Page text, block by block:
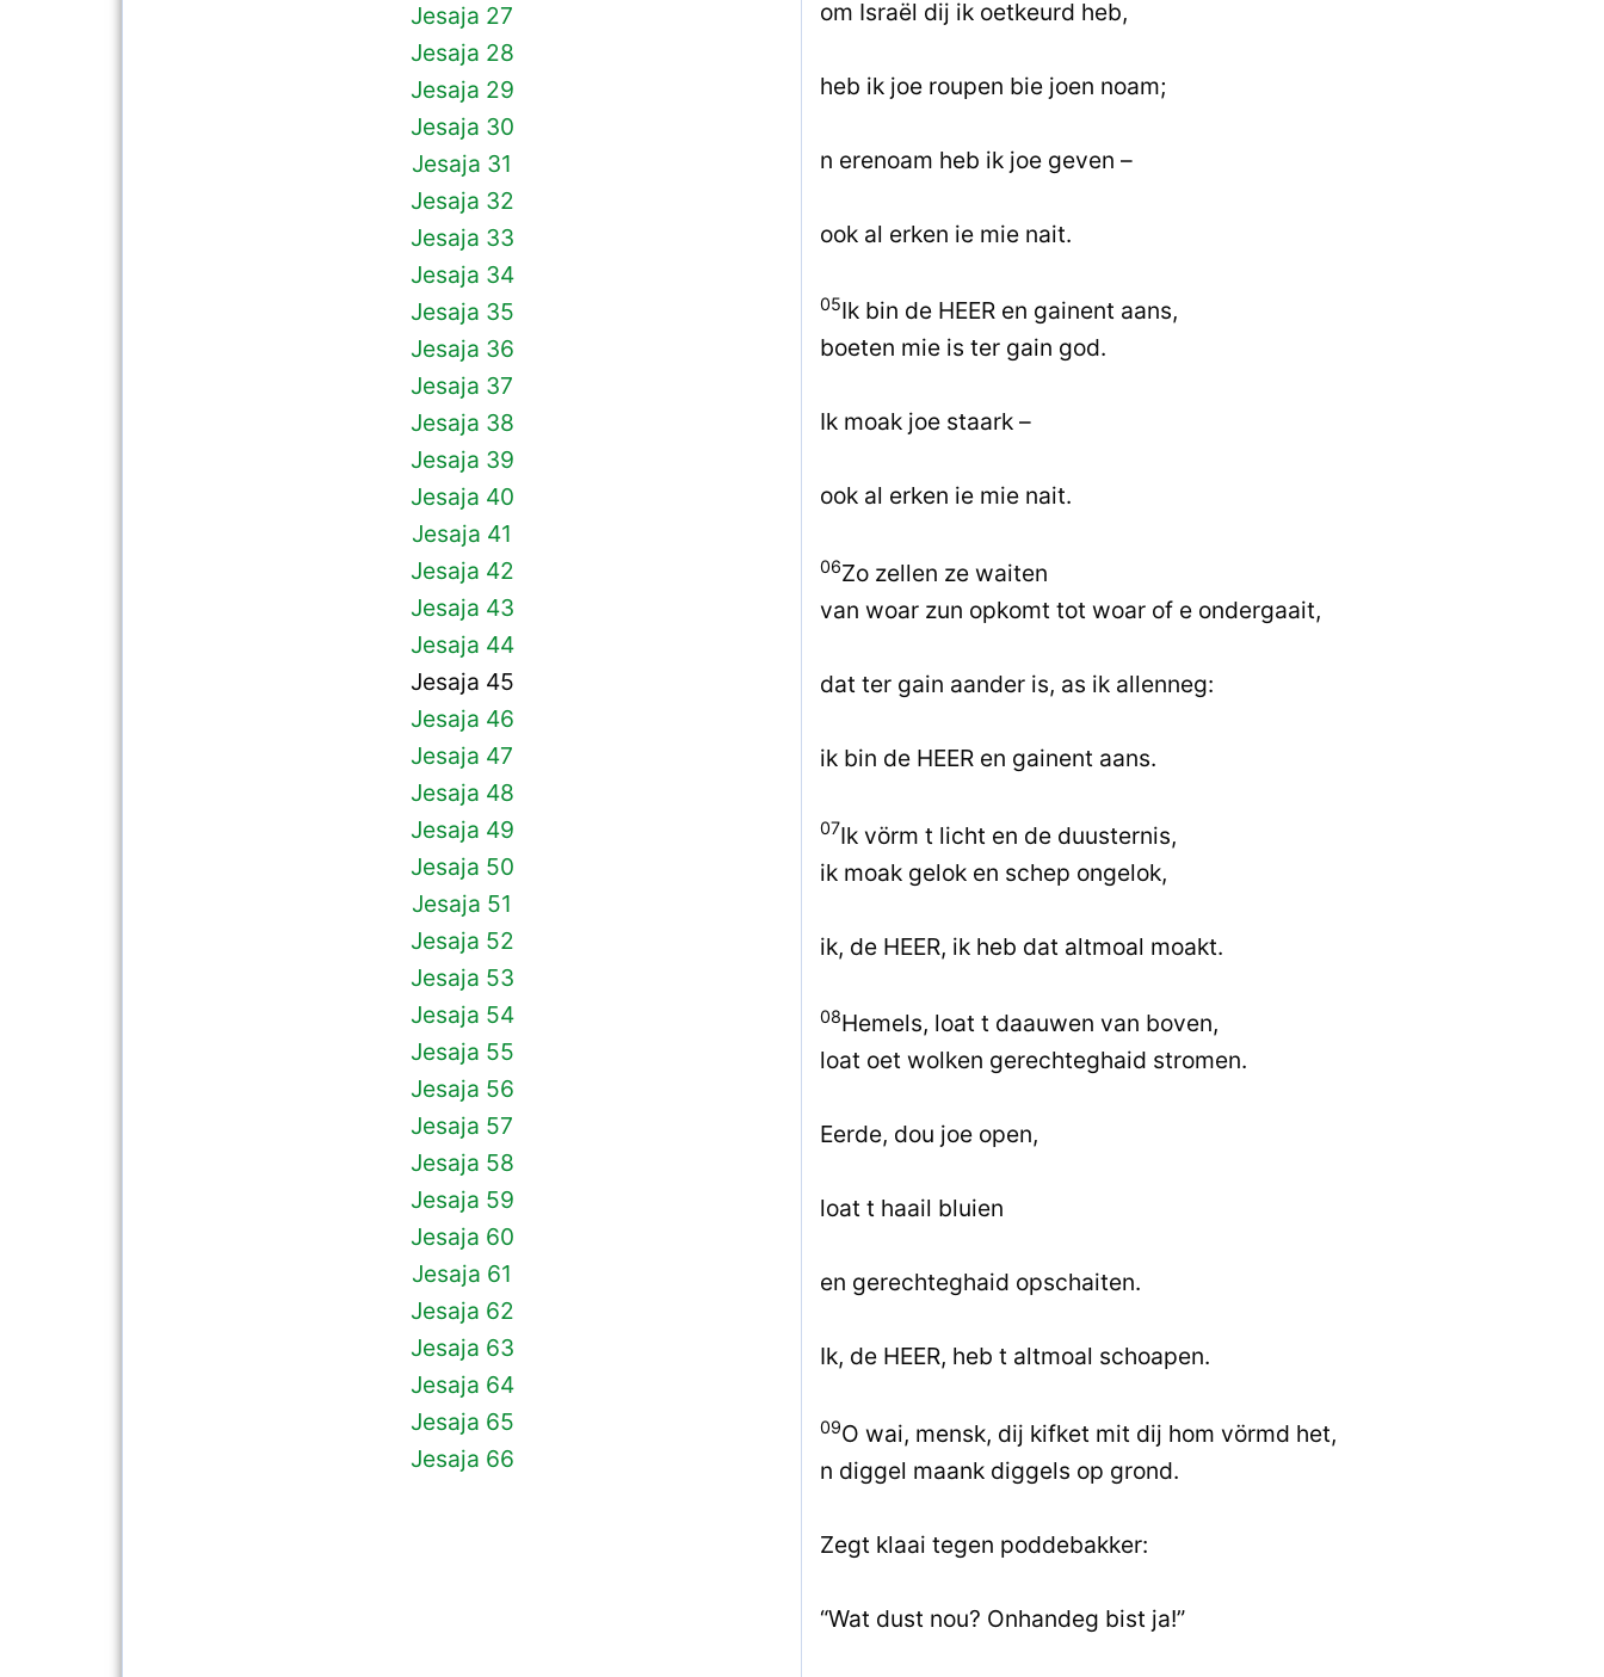
Jesaja 27
Jesaja 28
Jesaja 29
Jesaja 30
Jesaja 31
Jesaja 32
Jesaja 33
Jesaja 34
Jesaja 35
Jesaja 36
Jesaja 37
Jesaja 38
Jesaja 39
Jesaja 40
Jesaja 41
Jesaja 42
Jesaja 43
Jesaja 44
Jesaja 45
Jesaja 46
Jesaja 47
Jesaja 48
Jesaja 49
Jesaja 50
Jesaja 51
Jesaja 52
Jesaja 53
Jesaja 54
Jesaja 55
Jesaja 56
Jesaja 57
Jesaja 58
Jesaja 59
Jesaja 60
Jesaja 61
Jesaja 62
Jesaja 63
Jesaja 64
Jesaja 65
Jesaja 66
om Israël dij ik oetkeurd heb,
heb ik joe roupen bie joen noam;
n erenoam heb ik joe geven –
ook al erken ie mie nait.
05Ik bin de HEER en gainent aans,
boeten mie is ter gain god.
Ik moak joe staark –
ook al erken ie mie nait.
06Zo zellen ze waiten
van woar zun opkomt tot woar of e ondergaait,
dat ter gain aander is, as ik allenneg:
ik bin de HEER en gainent aans.
07Ik vörm t licht en de duusternis,
ik moak gelok en schep ongelok,
ik, de HEER, ik heb dat altmoal moakt.
08Hemels, loat t daauwen van boven,
loat oet wolken gerechteghaid stromen.
Eerde, dou joe open,
loat t haail bluien
en gerechteghaid opschaiten.
Ik, de HEER, heb t altmoal schoapen.
09O wai, mensk, dij kifket mit dij hom vörmd het,
n diggel maank diggels op grond.
Zegt klaai tegen poddebakker:
“Wat dust nou? Onhandeg bist ja!”